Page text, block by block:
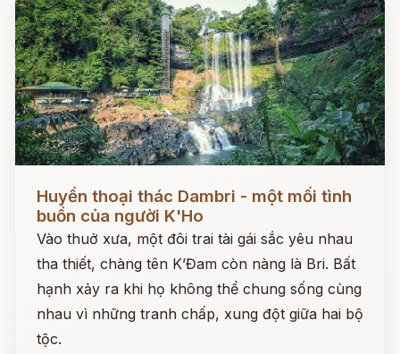
Đọc ngay
Huyền thoại thác Dambri - một mối tình
buồn của người K'Ho
Vào thuở xưa, một đôi trai tài gái sắc yêu nhau
tha thiết, chàng tên K’Đam còn nàng là Bri. Bất
hạnh xảy ra khi họ không thể chung sống cùng
nhau vì những tranh chấp, xung đột giữa hai bộ
tộc.